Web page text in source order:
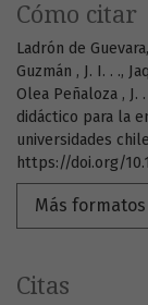
Cómo citar
Ladrón de
Guzmán , J. I. . .,
Olea Peñaloza ,
didáctico para la
universidades
https://doi.org/
Más
Citas